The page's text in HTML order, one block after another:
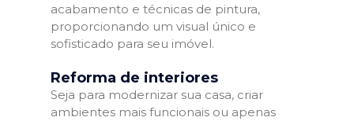
acabamento e técnicas de pintura,
proporcionando um visual único e
sofisticado para seu imóvel.
Reforma de interiores
Seja para modernizar sua casa, criar
ambientes mais funcionais ou apenas